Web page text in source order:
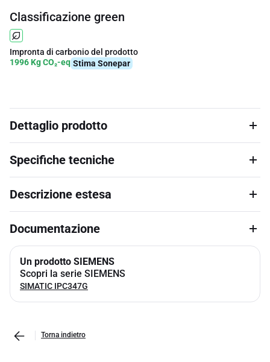
Classificazione green
Impronta di carbonio del prodotto
1996 Kg CO₂-eq Stima Sonepar
Dettaglio prodotto
Specifiche tecniche
Descrizione estesa
Documentazione
Un prodotto SIEMENS
Scopri la serie SIEMENS
SIMATIC IPC347G
Torna indietro